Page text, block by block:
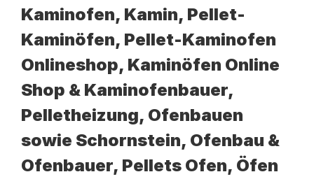
Kaminofen, Kamin, Pellet-
Kaminöfen, Pellet-Kaminofen
Onlineshop, Kaminöfen Online
Shop & Kaminofenbauer,
Pelletheizung, Ofenbauen
sowie Schornstein, Ofenbau &
Ofenbauer, Pellets Ofen, Öfen